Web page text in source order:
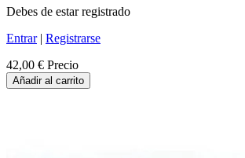
Debes de estar registrado
Entrar| Registrarse
42,00 € Precio
Añadir al carrito